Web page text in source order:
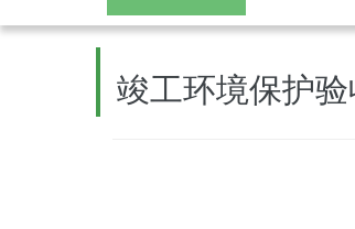
竣工环境保护